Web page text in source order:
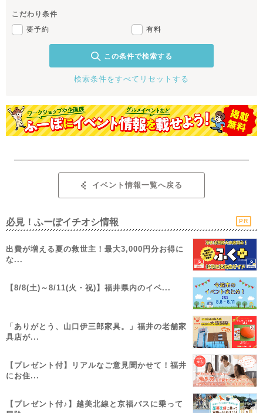
こだわり条件
要予約
有料
この条件で検索する
検索条件をすべてリセットする
イベント情報一覧へ戻る
必見！ふーぽイチオシ情報 PR
出費が増える夏の救世主！最大3,000円分お得に
な...
【8/8(土)～8/11(火・祝)】福井県内のイベ...
「ありがとう、山口伊三郎家具。」福井の老舗家
具店が...
【プレゼント付】リアルなご意見聞かせて！福井
にお住...
【プレゼント付♪】越美北線と京福バスに乗って